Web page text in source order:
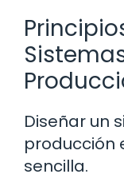
Diseñar un
producción
sencilla.